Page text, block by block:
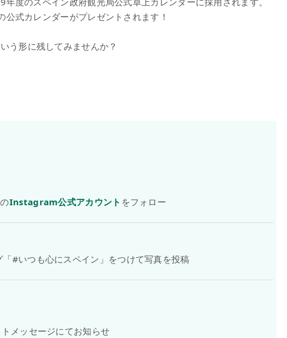
式カレンダーがプレゼントされます！
う形に残してみませんか？
Instagram公式アカウント をフォロー
#いつも心にスペイン」をつけて写真を投稿
メッセージにてお知らせ